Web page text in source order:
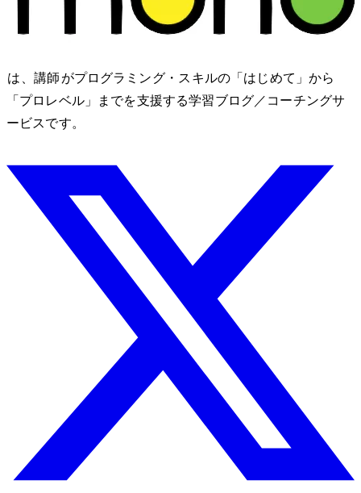
nozomono は、講師 shibomb がプログラミング・IT スキルの「はじめて」から
「プロレベル」までを支援する学習ブログ／コーチングサ
ービスです。